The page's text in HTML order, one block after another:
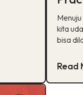
kita
bisa
Read